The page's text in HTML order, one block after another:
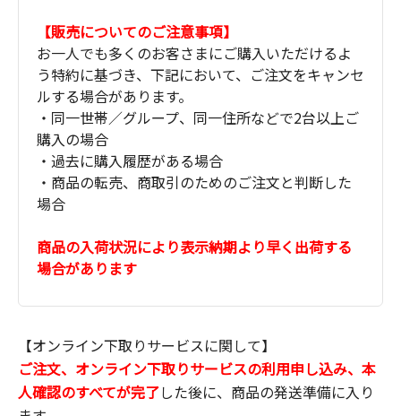
【販売についてのご注意事項】
お一人でも多くのお客さまにご購入いただけるよ
う特約に基づき、下記において、ご注文をキャンセ
ルする場合があります。
・同一世帯／グループ、同一住所などで2台以上ご
購入の場合
・過去に購入履歴がある場合
・商品の転売、商取引のためのご注文と判断した
場合
商品の入荷状況により表示納期より早く出荷する
場合があります
【オンライン下取りサービスに関して】
ご注文、オンライン下取りサービスの利用申し込み、本
人確認のすべてが完了した後に、商品の発送準備に入り